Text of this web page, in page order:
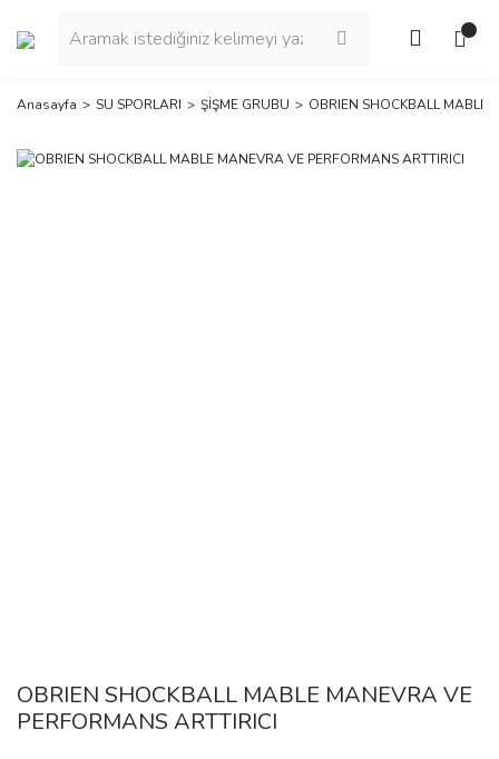
Anasayfa SU SPORLARI ŞİŞME GRUBU OBRIEN SHOCKBALL MABLE
OBRIEN SHOCKBALL MABLE MANEVRA VE
PERFORMANS ARTTIRICI